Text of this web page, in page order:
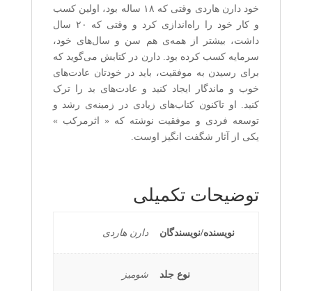
خود دارن هاردی وقتی که ۱۸ ساله بود، اولین کسب
و کار خود را راه‌اندازی کرد و وقتی که ۲۰ سال
داشت، بیشتر از همه‌ی هم سن و سال‌های خود،
سرمایه کسب کرده بود. دارن در کتابش می‌گوید که
برای رسیدن به موفقیت، باید در خودتان عادت‌های
خوب و ماندگار ایجاد کنید و عادت‌های بد را ترک
کنید. او تاکنون کتاب‌های زیادی در زمینه‌ی رشد و
توسعه فردی و موفقیت نوشته که « اثر‌مرکب »
یکی از آثار شگفت انگیز اوست.
توضیحات تکمیلی
نویسنده/نویسندگان دارن هاردی
نوع جلد شومیز